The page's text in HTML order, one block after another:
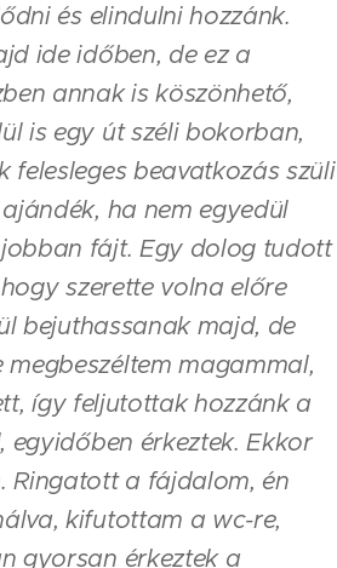
és elindulni hozzánk.
ide időben, de ez a
annak is köszönhető,
is egy út széli bokorban,
beavatkozás szüli
ha nem egyedül
fájt. Egy dolog tudott
szerette volna előre
bejuthassanak majd, de
magammal,
így feljutottak hozzánk a
érkeztek. Ekkor
Ringatott a fájdalom, én
kifutottam a wc-re,
gyorsan érkeztek a